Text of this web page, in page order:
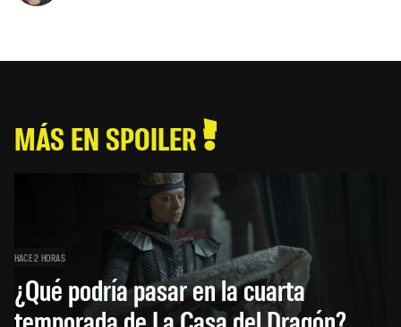
MÁS EN SPOILER
HACE 2 HORAS
¿Qué podría pasar en la cuarta